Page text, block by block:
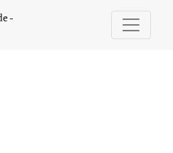
para o cuidado no
-